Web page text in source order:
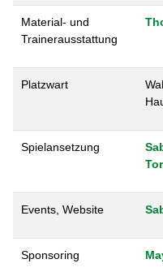
Material- und
Trainerausstattung
Platzwart
Spielansetzung
Events, Website
Sponsoring